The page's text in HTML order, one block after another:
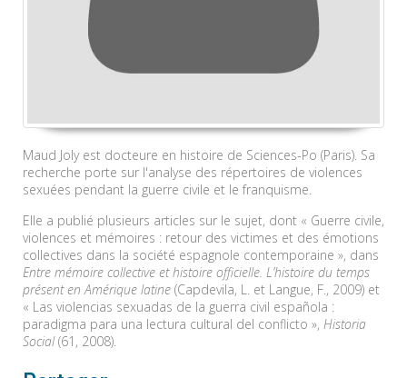
Maud Joly est docteure en histoire de Sciences-Po (Paris). Sa
recherche porte sur l'analyse des répertoires de violences
sexuées pendant la guerre civile et le franquisme.
Elle a publié plusieurs articles sur le sujet, dont « Guerre civile,
violences et mémoires : retour des victimes et des émotions
collectives dans la société espagnole contemporaine », dans
Entre mémoire collective et histoire officielle. L’histoire du temps
présent en Amérique latine (Capdevila, L. et Langue, F., 2009) et
« Las violencias sexuadas de la guerra civil española :
paradigma para una lectura cultural del conflicto », Historia
Social(61, 2008).